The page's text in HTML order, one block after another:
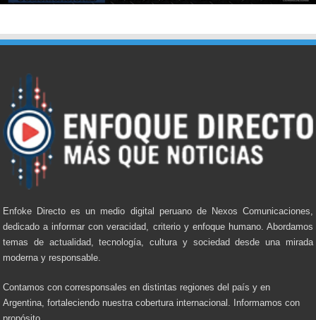
Enfoke Directo es un medio digital peruano de Nexos Comunicaciones,
dedicado a informar con veracidad, criterio y enfoque humano. Abordamos
temas de actualidad, tecnología, cultura y sociedad desde una mirada
moderna y responsable.
Contamos con corresponsales en distintas regiones del país y en
Argentina, fortaleciendo nuestra cobertura internacional. Informamos con